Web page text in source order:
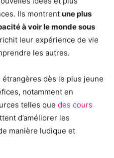
Ils montrent une plus
à voir le monde sous
leur expérience de vie
les autres.
étrangères dès le plus jeune
notamment en
telles que des cours
d’améliorer les
manière ludique et